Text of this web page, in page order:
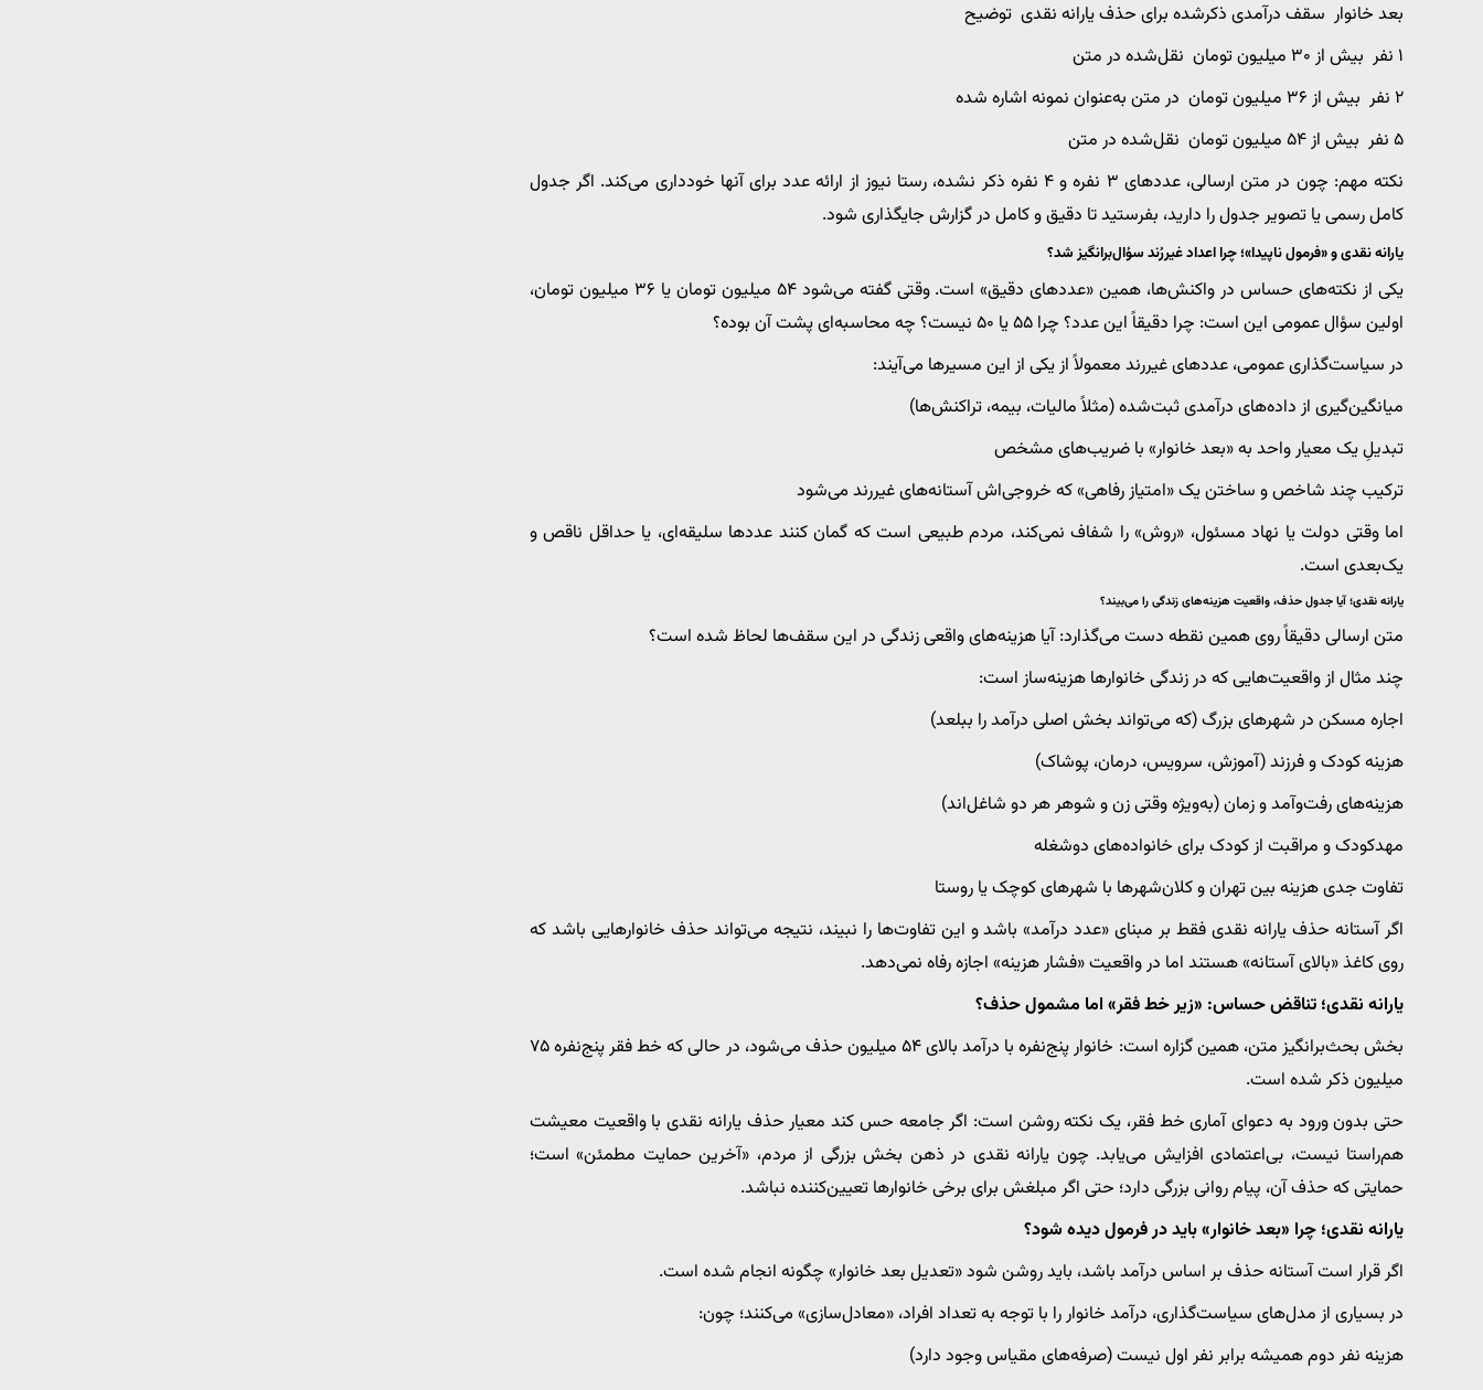
بعد خانوار سقف درآمدی ذکرشده برای حذف یارانه نقدی توضیح
۱ نفر بیش از ۳۰ میلیون تومان نقل‌شده در متن
۲ نفر بیش از ۳۶ میلیون تومان در متن به‌عنوان نمونه اشاره شده
۵ نفر بیش از ۵۴ میلیون تومان نقل‌شده در متن
نکته مهم: چون در متن ارسالی، عددهای ۳ نفره و ۴ نفره ذکر نشده، رستا نیوز از ارائه عدد برای آنها خودداری می‌کند. اگر جدول
کامل رسمی یا تصویر جدول را دارید، بفرستید تا دقیق و کامل در گزارش جایگذاری شود.
یارانه نقدی و «فرمول ناپیدا»؛ چرا اعداد غیررُند سؤال‌برانگیز شد؟
یکی از نکته‌های حساس در واکنش‌ها، همین «عددهای دقیق» است. وقتی گفته می‌شود ۵۴ میلیون تومان یا ۳۶ میلیون تومان،
اولین سؤال عمومی این است: چرا دقیقاً این عدد؟ چرا ۵۵ یا ۵۰ نیست؟ چه محاسبه‌ای پشت آن بوده؟
در سیاست‌گذاری عمومی، عددهای غیررند معمولاً از یکی از این مسیرها می‌آیند:
میانگین‌گیری از داده‌های درآمدی ثبت‌شده (مثلاً مالیات، بیمه، تراکنش‌ها)
تبدیلِ یک معیار واحد به «بعد خانوار» با ضریب‌های مشخص
ترکیب چند شاخص و ساختن یک «امتیاز رفاهی» که خروجی‌اش آستانه‌های غیررند می‌شود
اما وقتی دولت یا نهاد مسئول، «روش» را شفاف نمی‌کند، مردم طبیعی است که گمان کنند عددها سلیقه‌ای، یا حداقل ناقص و
یک‌بعدی است.
یارانه نقدی؛ آیا جدول حذف، واقعیت هزینه‌های زندگی را می‌بیند؟
متن ارسالی دقیقاً روی همین نقطه دست می‌گذارد: آیا هزینه‌های واقعی زندگی در این سقف‌ها لحاظ شده است؟
چند مثال از واقعیت‌هایی که در زندگی خانوارها هزینه‌ساز است:
اجاره مسکن در شهرهای بزرگ (که می‌تواند بخش اصلی درآمد را ببلعد)
هزینه کودک و فرزند (آموزش، سرویس، درمان، پوشاک)
هزینه‌های رفت‌وآمد و زمان (به‌ویژه وقتی زن و شوهر هر دو شاغل‌اند)
مهدکودک و مراقبت از کودک برای خانواده‌های دوشغله
تفاوت جدی هزینه بین تهران و کلان‌شهرها با شهرهای کوچک یا روستا
اگر آستانه حذف یارانه نقدی فقط بر مبنای «عدد درآمد» باشد و این تفاوت‌ها را نبیند، نتیجه می‌تواند حذف خانوارهایی باشد که
روی کاغذ «بالای آستانه» هستند اما در واقعیت «فشار هزینه» اجازه رفاه نمی‌دهد.
یارانه نقدی؛ تناقض حساس: «زیر خط فقر» اما مشمول حذف؟
بخش بحث‌برانگیز متن، همین گزاره است: خانوار پنج‌نفره با درآمد بالای ۵۴ میلیون حذف می‌شود، در حالی که خط فقر پنج‌نفره ۷۵
میلیون ذکر شده است.
حتی بدون ورود به دعوای آماری خط فقر، یک نکته روشن است: اگر جامعه حس کند معیار حذف یارانه نقدی با واقعیت معیشت
هم‌راستا نیست، بی‌اعتمادی افزایش می‌یابد. چون یارانه نقدی در ذهن بخش بزرگی از مردم، «آخرین حمایت مطمئن» است؛
حمایتی که حذف آن، پیام روانی بزرگی دارد؛ حتی اگر مبلغش برای برخی خانوارها تعیین‌کننده نباشد.
یارانه نقدی؛ چرا «بعد خانوار» باید در فرمول دیده شود؟
اگر قرار است آستانه حذف بر اساس درآمد باشد، باید روشن شود «تعدیل بعد خانوار» چگونه انجام شده است.
در بسیاری از مدل‌های سیاست‌گذاری، درآمد خانوار را با توجه به تعداد افراد، «معادل‌سازی» می‌کنند؛ چون:
هزینه نفر دوم همیشه برابر نفر اول نیست (صرفه‌های مقیاس وجود دارد)